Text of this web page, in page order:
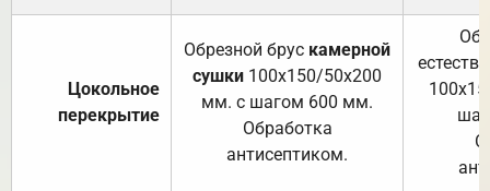
Цокольное
перекрытие
Обрезной брус камерной
сушки 100х150/50х200
мм. с шагом 600 мм.
Обработка
антисептиком.